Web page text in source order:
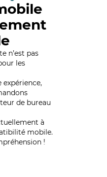
n’est pas
les
expérience,
de bureau
à
mobile.
!